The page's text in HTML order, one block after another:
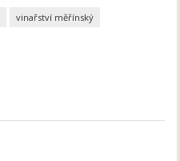
vinařství měřínský